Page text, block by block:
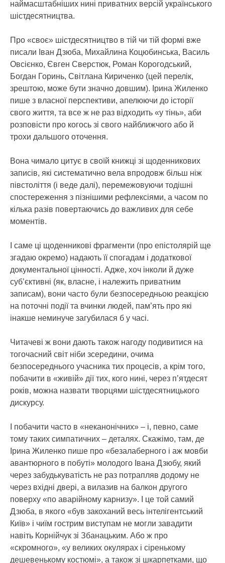
наймасштабніших нині приватних версій українського
шістдесятництва.
Про «своє» шістдесятництво в тій чи тій формі вже
писали Іван Дзюба, Михайлина Коцюбинська, Василь
Овсієнко, Євген Сверстюк, Роман Корогодський,
Богдан Горинь, Світлана Кириченко (цей перелік,
зрештою, може бути значно довшим). Ірина Жиленко
пише з власної перспективи, апелюючи до історії
свого життя, та все ж не раз відходить «у тінь», аби
розповісти про когось зі свого найближчого або й
трохи дальшого оточення.
Вона чимало цитує в своїй книжці зі щоденникових
записів, які систематично вела впродовж більш ніж
півстоліття (і веде далі), перемежовуючи тодішні
спостереження з пізнішими рефлексіями, а часом по
кілька разів повертаючись до важливих для себе
моментів.
І саме ці щоденникові фрагменти (про епістолярій ще
згадаю окремо) надають її спогадам і додаткової
документальної цінності. Адже, хоч інколи й дуже
суб’єктивні (як, власне, і належить приватним
записам), вони часто були безпосередньою реакцією
на поточні події та вчинки людей, пам’ять про які
інакше неминуче загубилася б у часі.
Читачеві ж вони дають також нагоду подивитися на
тогочасний світ ніби зсередини, очима
безпосереднього учасника тих процесів, а крім того,
побачити в «живій» дії тих, кого нині, через п’ятдесят
років, можна назвати творцями шістдесятницького
дискурсу.
І побачити часто в «неканонічних» – і, певно, саме
тому таких симпатичних – деталях. Скажімо, там, де
Ірина Жиленко пише про «безалаберного і аж мовби
авантюрного в побуті» молодого Івана Дзюбу, який
через забудькуватість не раз потрапляв додому не
через вхідні двері, а вилазив на балкон другого
поверху «по аварійному карнизу». І це той самий
Дзюба, в якого «був закоханий весь інтелігентський
Київ» і чиїм гострим виступам не могли завадити
навіть Корнійчук зі Збанацьким. Або ж про
«скромного», «у великих окулярах і сіренькому
дешевенькому костюмі», а також зі шкарпетками, що